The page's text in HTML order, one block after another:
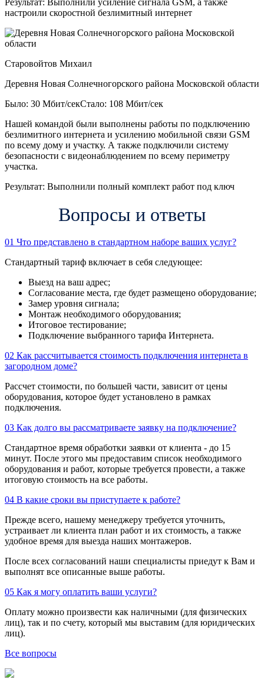
Результат: Выполнили усиление сигнала GSM, а также
настроили скоростной безлимитный интернет
Старовойтов Михаил
Деревня Новая Солнечногорского района Московской области
Было: 30 Мбит/секСтало: 108 Мбит/сек
Нашей командой были выполнены работы по подключению
безлимитного интернета и усилению мобильной связи GSM
по всему дому и участку. А также подключили систему
безопасности с видеонаблюдением по всему периметру
участка.
Результат: Выполнили полный комплект работ под ключ
Вопросы и ответы
01 Что представлено в стандартном наборе ваших услуг?
Стандартный тариф включает в себя следующее:
Выезд на ваш адрес;
Согласование места, где будет размещено оборудование;
Замер уровня сигнала;
Монтаж необходимого оборудования;
Итоговое тестирование;
Подключение выбранного тарифа Интернета.
02 Как рассчитывается стоимость подключения интернета в
загородном доме?
Рассчет стоимости, по большей части, зависит от цены
оборудования, которое будет установлено в рамках
подключения.
03 Как долго вы рассматриваете заявку на подключение?
Стандартное время обработки заявки от клиента - до 15
минут. После этого мы предоставим список необходимого
оборудования и работ, которые требуется провести, а также
итоговую стоимость на все работы.
04 В какие сроки вы приступаете к работе?
Прежде всего, нашему менеджеру требуется уточнить,
устраивает ли клиента план работ и их стоимость, а также
удобное время для выезда наших монтажеров.
После всех согласований наши специалисты приедут к Вам и
выполнят все описанные выше работы.
05 Как я могу оплатить ваши услуги?
Оплату можно произвести как наличными (для физических
лиц), так и по счету, который мы выставим (для юридических
лиц).
Все вопросы